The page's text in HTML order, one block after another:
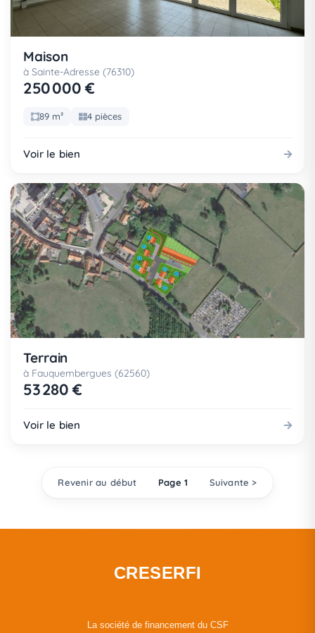
Maison
à Sainte-Adresse (76310)
250 000 €
89 m² 4 pièces
Voir le bien
Terrain
à Fauquembergues (62560)
53 280 €
Voir le bien
Revenir au début Page 1 Suivante >
CRESERFI
La société de financement du CSF